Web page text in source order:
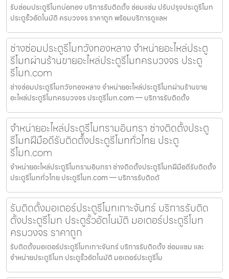
รับซ่อมประตูรีโมทบ่อทอง บริการรับติดตั้ง ซ่อมแซ่ม ปรับปรุงประตูรีโมท
ประตูรั้วอัตโนมัติ ครบวงจร ราคาถูก พร้อมบริการดูแลห
ช่างซ่อมประตูรีโมทวังทองหลาง จำหน่ายอะไหล่ประตู
รีโมทผ่านร้านขายอะไหล่ประตูรีโมทครบวงจร ประตู
รีโมท.com
ช่างซ่อมประตูรีโมทวังทองหลาง จำหน่ายอะไหล่ประตูรีโมทผ่านร้านขาย
อะไหล่ประตูรีโมทครบวงจร ประตูรีโมท.com — บริการรับติดตั้ง
จำหน่ายอะไหล่ประตูรีโมทรามอินทรา ช่างติดตั้งประตู
รีโมทฝีมือดีรับติดตั้งประตูรีโมททั่วไทย ประตู
รีโมท.com
จำหน่ายอะไหล่ประตูรีโมทรามอินทรา ช่างติดตั้งประตูรีโมทฝีมือดีรับติดตั้ง
ประตูรีโมททั่วไทย ประตูรีโมท.com — บริการรับติดตั
รับติดตั้งมอเตอร์ประตูรีโมทเกาะจันทร์ บริการรับติด
ตั้งประตูรีโมท ประตูรั้วอัตโนมัติ มอเตอร์ประตูรีโมท
ครบวงจร ราคาถูก
รับติดตั้งมอเตอร์ประตูรีโมทเกาะจันทร์ บริการรับติดตั้ง ซ่อมแซม และ
จำหน่ายประตูรีโมท ประตูรั้วอัตโนมัติ มอเตอร์ประตูรีโม